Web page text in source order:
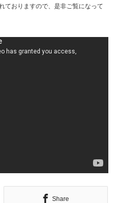
ておりますので、是非ご覧になって
Share